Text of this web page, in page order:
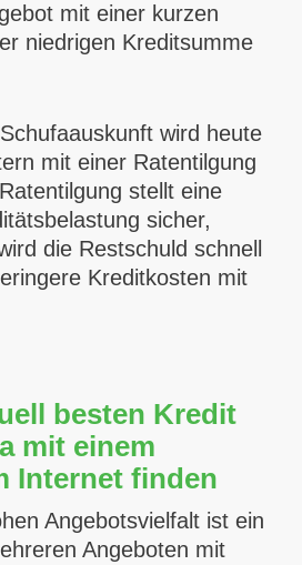
mit einer kurzen
niedrigen Kreditsumme
wird heute
mit einer Ratentilgung
stellt eine
sicher,
die Restschuld schnell
Kreditkosten mit
besten Kredit
mit einem
Internet finden
Angebotsvielfalt ist ein
Angeboten mit